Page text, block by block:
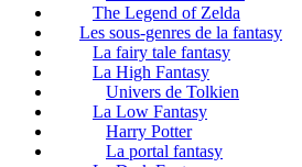
The Legend of Zelda
Les sous-genres de la fantasy
La fairy tale fantasy
La High Fantasy
Univers de Tolkien
La Low Fantasy
Harry Potter
La portal fantasy